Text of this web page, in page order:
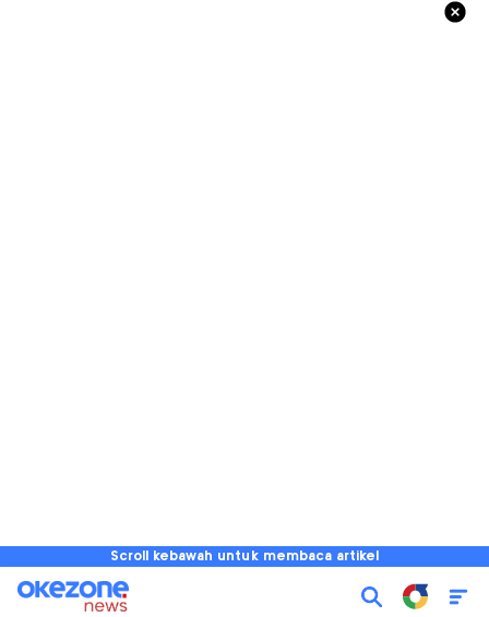
Scroll kebawah untuk membaca artikel